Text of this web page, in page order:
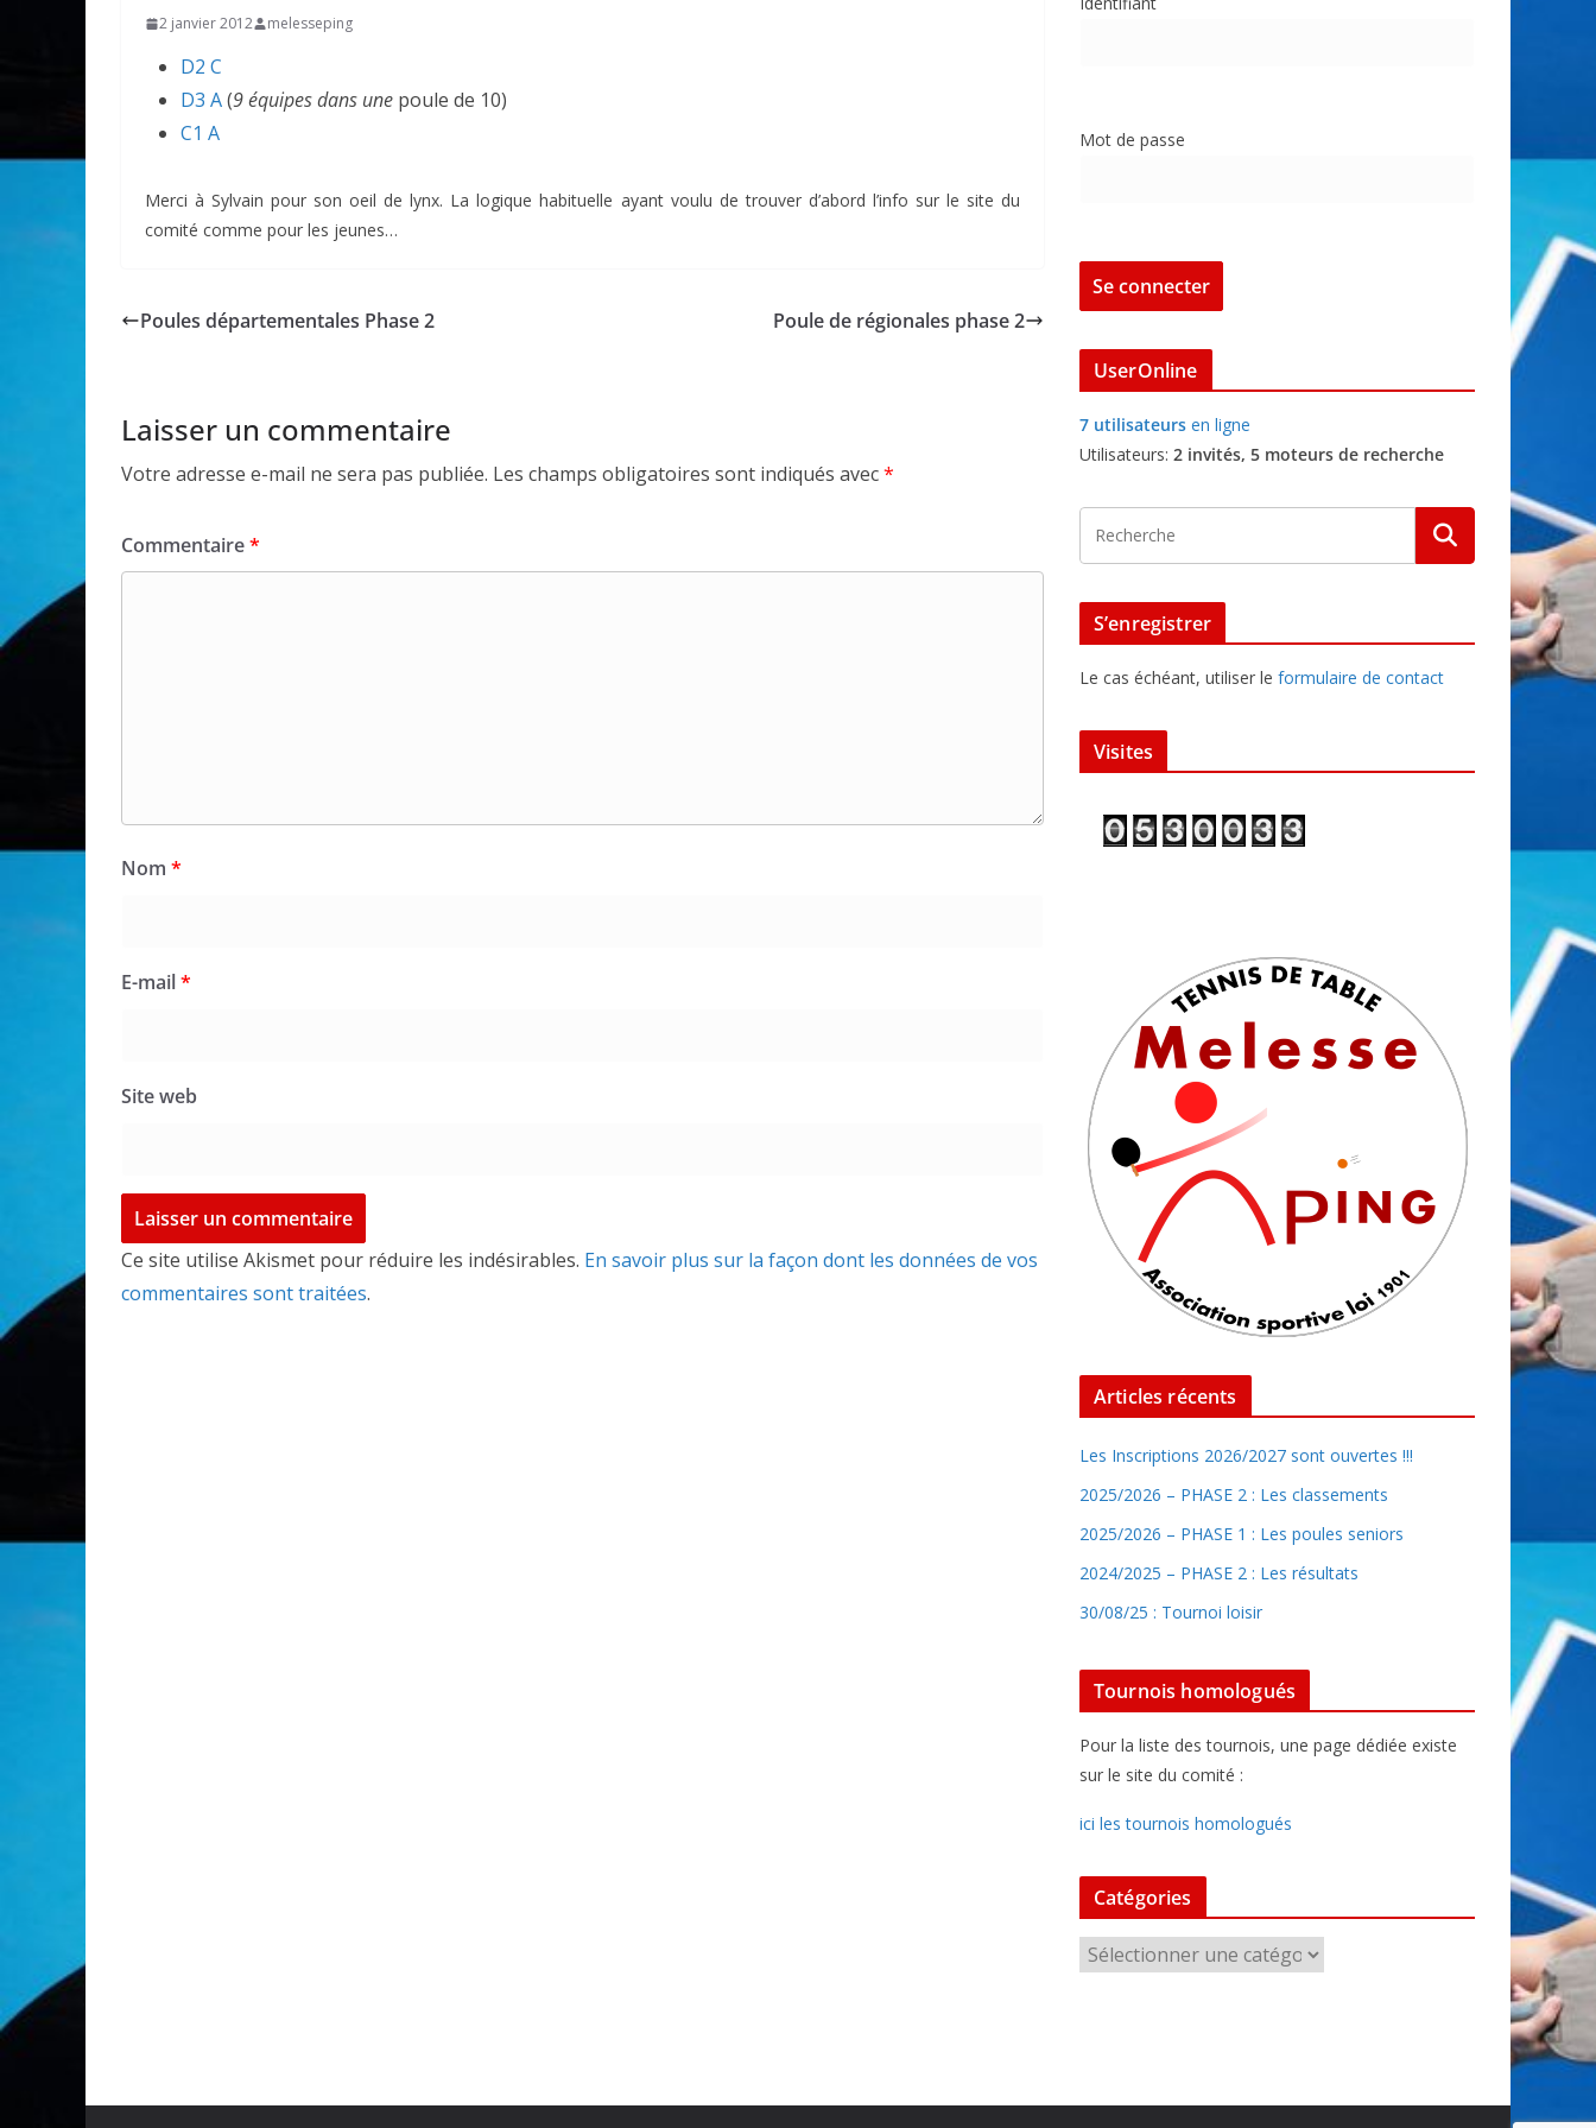
2 janvier 2012 melesseping
D2 C
D3 A(9 équipes dans une poule de 10)
C1 A
Merci à Sylvain pour son oeil de lynx. La logique habituelle ayant voulu de trouver d’abord l’info sur le site du
comité comme pour les jeunes…
Poules départementales Phase 2 Poule de régionales phase 2
Laisser un commentaire
Votre adresse e-mail ne sera pas publiée. Les champs obligatoires sont indiqués avec*
Commentaire*
Nom *
E-mail*
Site web
Ce site utilise Akismet pour réduire les indésirables. En savoir plus sur la façon dont les données de vos
commentaires sont traitées.
Mot de passe
UserOnline
7 utilisateurs en ligne
Utilisateurs: 2 invités, 5 moteurs de recherche
S’enregistrer
Le cas échéant, utiliser le formulaire de contact
Visites
Articles récents
Les Inscriptions 2026/2027 sont ouvertes !!!
2025/2026 – PHASE 2 : Les classements
2025/2026 – PHASE 1 : Les poules seniors
2024/2025 – PHASE 2 : Les résultats
30/08/25 : Tournoi loisir
Tournois homologués
Pour la liste des tournois, une page dédiée existe
sur le site du comité :
ici les tournois homologués
Catégories
a